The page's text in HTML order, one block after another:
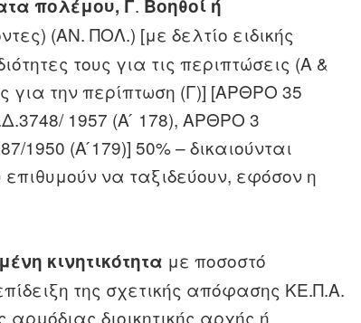
πολέμου, Γ. Βοηθοί ή
(ΑΝ. ΠΟΛ.) [με δελτίο ειδικής
τους για τις περιπτώσεις (Α &
για την περίπτωση (Γ)] [ΑΡΘΡΟ 35
1957 (Α ́ 178), ΑΡΘΡΟ 3
1950 (Α ́179)] 50% – δικαιούνται
να ταξιδεύουν, εφόσον η
κινητικότητα με ποσοστό
της σχετικής απόφασης ΚΕ.Π.Α.
διοικητικής αρχής ή